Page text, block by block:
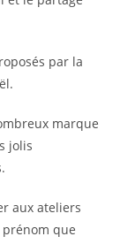
par la
marque
jolis
aux ateliers
que